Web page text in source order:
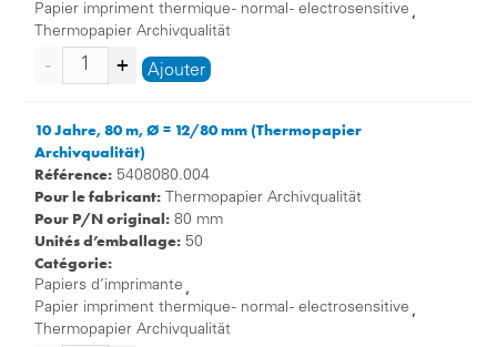
Papier impriment thermique - normal - electrosensitive ,
Thermopapier Archivqualität
Ajouter
10 Jahre, 80 m, Ø = 12/80 mm (Thermopapier
Archivqualität)
Référence: 5408080.004
Pour le fabricant: Thermopapier Archivqualität
Pour P/N original: 80 mm
Unités d’emballage: 50
Catégorie:
Papiers d’imprimante ,
Papier impriment thermique - normal - electrosensitive ,
Thermopapier Archivqualität